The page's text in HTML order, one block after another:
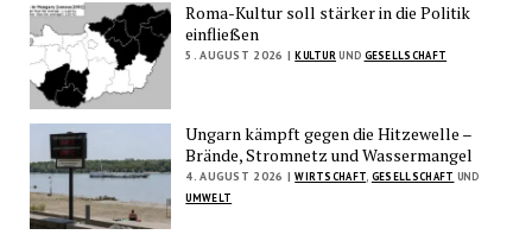
Roma-Kultur soll stärker in die Politik
einfließen
5. AUGUST 2026 | KULTURUND GESELLSCHAFT
Ungarn kämpft gegen die Hitzewelle –
Brände, Stromnetz und Wassermangel
4. AUGUST 2026 | WIRTSCHAFT GESELLSCHAFT UND
UMWELT